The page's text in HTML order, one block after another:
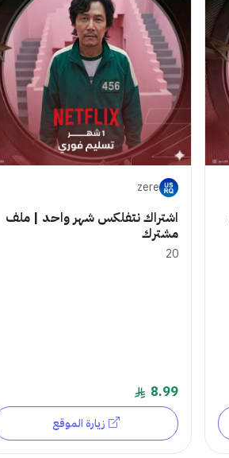
zere
اشتراك نتفلكس شهر واحد | ملف
مشترك
20
8.99
زيارة الموقع